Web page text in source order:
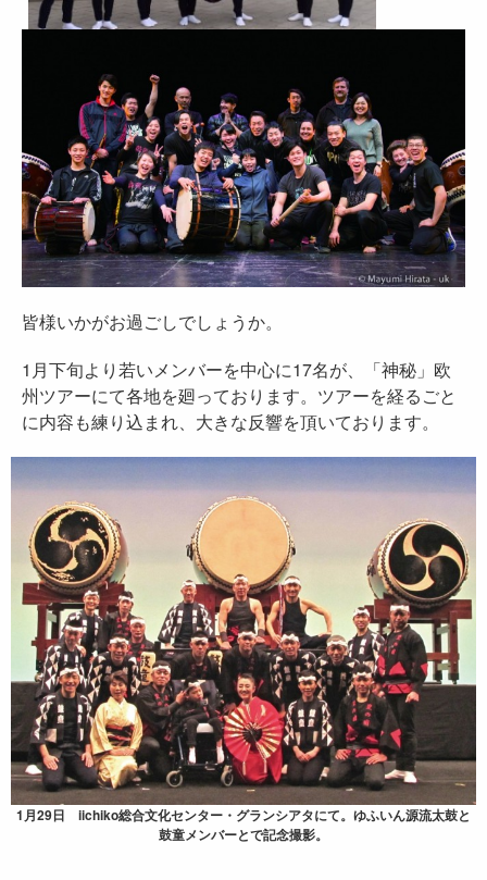
皆様いかがお過ごしでしょうか。
1月下旬より若いメンバーを中心に17名が、「神秘」欧
州ツアーにて各地を廻っております。ツアーを経るごと
に内容も練り込まれ、大きな反響を頂いております。
1月29日 iichiko総合文化センター・グランシアタにて。ゆふいん源流太鼓と
鼓童メンバーとで記念撮影。